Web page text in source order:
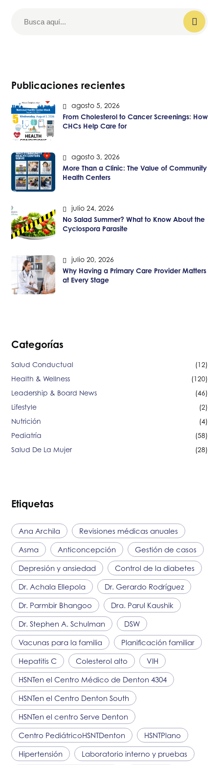
Publicaciones recientes
agosto 5, 2026
From Cholesterol to Cancer Screenings: How
CHCs Help Care for
agosto 3, 2026
More Than a Clinic: The Value of Community
Health Centers
julio 24, 2026
No Salad Summer? What to Know About the
Cyclospora Parasite
julio 20, 2026
Why Having a Primary Care Provider Matters
at Every Stage
Categorías
Salud Conductual
(12)
Health & Wellness
(120)
Leadership & Board News
(46)
Lifestyle
(2)
Nutrición
(4)
Pediatría
(58)
Salud De La Mujer
(28)
Etiquetas
Ana Archila Revisiones médicas anuales
Asma Anticoncepción Gestión de casos
Depresión y ansiedad Control de la diabetes
Dr. Achala Ellepola Dr. Gerardo Rodríguez
Dr. Parmbir Bhangoo Dra. Parul Kaushik
Dr. Stephen A. Schulman DSW
Vacunas para la familia Planificación familiar
Hepatitis C Colesterol alto VIH
HSNTen el Centro Médico de Denton 4304
HSNTen el Centro Denton South
HSNTen el centro Serve Denton
Centro PediátricoHSNTDenton HSNTPlano
Hipertensión Laboratorio interno y pruebas